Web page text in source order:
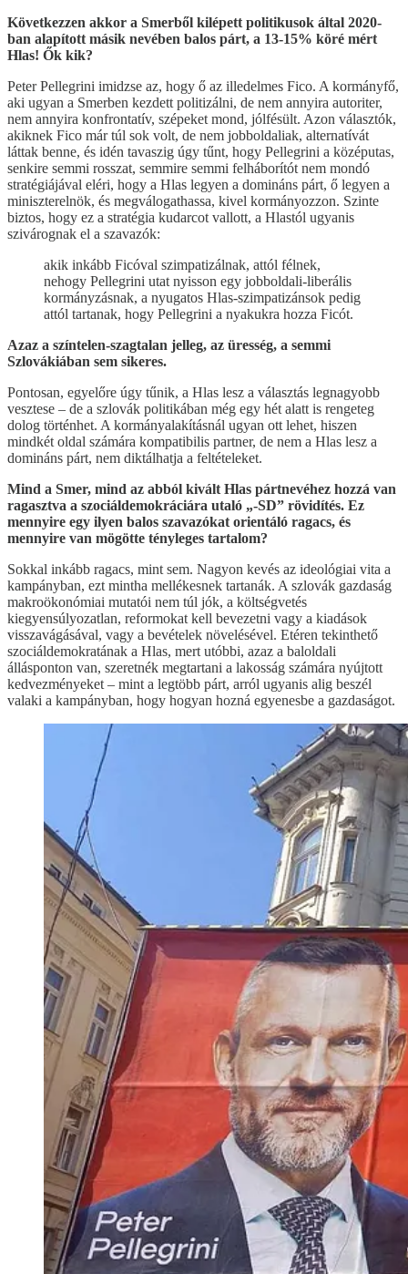
Következzen akkor a Smerből kilépett politikusok által 2020-
ban alapított másik nevében balos párt, a 13-15% köré mért
Hlas! Ők kik?
Peter Pellegrini imidzse az, hogy ő az illedelmes Fico. A kormányfő,
aki ugyan a Smerben kezdett politizálni, de nem annyira autoriter,
nem annyira konfrontatív, szépeket mond, jólfésült. Azon választók,
akiknek Fico már túl sok volt, de nem jobboldaliak, alternatívát
láttak benne, és idén tavaszig úgy tűnt, hogy Pellegrini a középutas,
senkire semmi rosszat, semmire semmi felháborítót nem mondó
stratégiájával eléri, hogy a Hlas legyen a domináns párt, ő legyen a
miniszterelnök, és megválogathassa, kivel kormányozzon. Szinte
biztos, hogy ez a stratégia kudarcot vallott, a Hlastól ugyanis
szivárognak el a szavazók:
akik inkább Ficóval szimpatizálnak, attól félnek,
nehogy Pellegrini utat nyisson egy jobboldali-liberális
kormányzásnak, a nyugatos Hlas-szimpatizánsok pedig
attól tartanak, hogy Pellegrini a nyakukra hozza Ficót.
Azaz a színtelen-szagtalan jelleg, az üresség, a semmi
Szlovákiában sem sikeres.
Pontosan, egyelőre úgy tűnik, a Hlas lesz a választás legnagyobb
vesztese – de a szlovák politikában még egy hét alatt is rengeteg
dolog történhet. A kormányalakításnál ugyan ott lehet, hiszen
mindkét oldal számára kompatibilis partner, de nem a Hlas lesz a
domináns párt, nem diktálhatja a feltételeket.
Mind a Smer, mind az abból kivált Hlas pártnevéhez hozzá van
ragasztva a szociáldemokráciára utaló „-SD” rövidítés. Ez
mennyire egy ilyen balos szavazókat orientáló ragacs, és
mennyire van mögötte tényleges tartalom?
Sokkal inkább ragacs, mint sem. Nagyon kevés az ideológiai vita a
kampányban, ezt mintha mellékesnek tartanák. A szlovák gazdaság
makroökonómiai mutatói nem túl jók, a költségvetés
kiegyensúlyozatlan, reformokat kell bevezetni vagy a kiadások
visszavágásával, vagy a bevételek növelésével. Etéren tekinthető
szociáldemokratának a Hlas, mert utóbbi, azaz a baloldali
állásponton van, szeretnék megtartani a lakosság számára nyújtott
kedvezményeket – mint a legtöbb párt, arról ugyanis alig beszél
valaki a kampányban, hogy hogyan hozná egyenesbe a gazdaságot.